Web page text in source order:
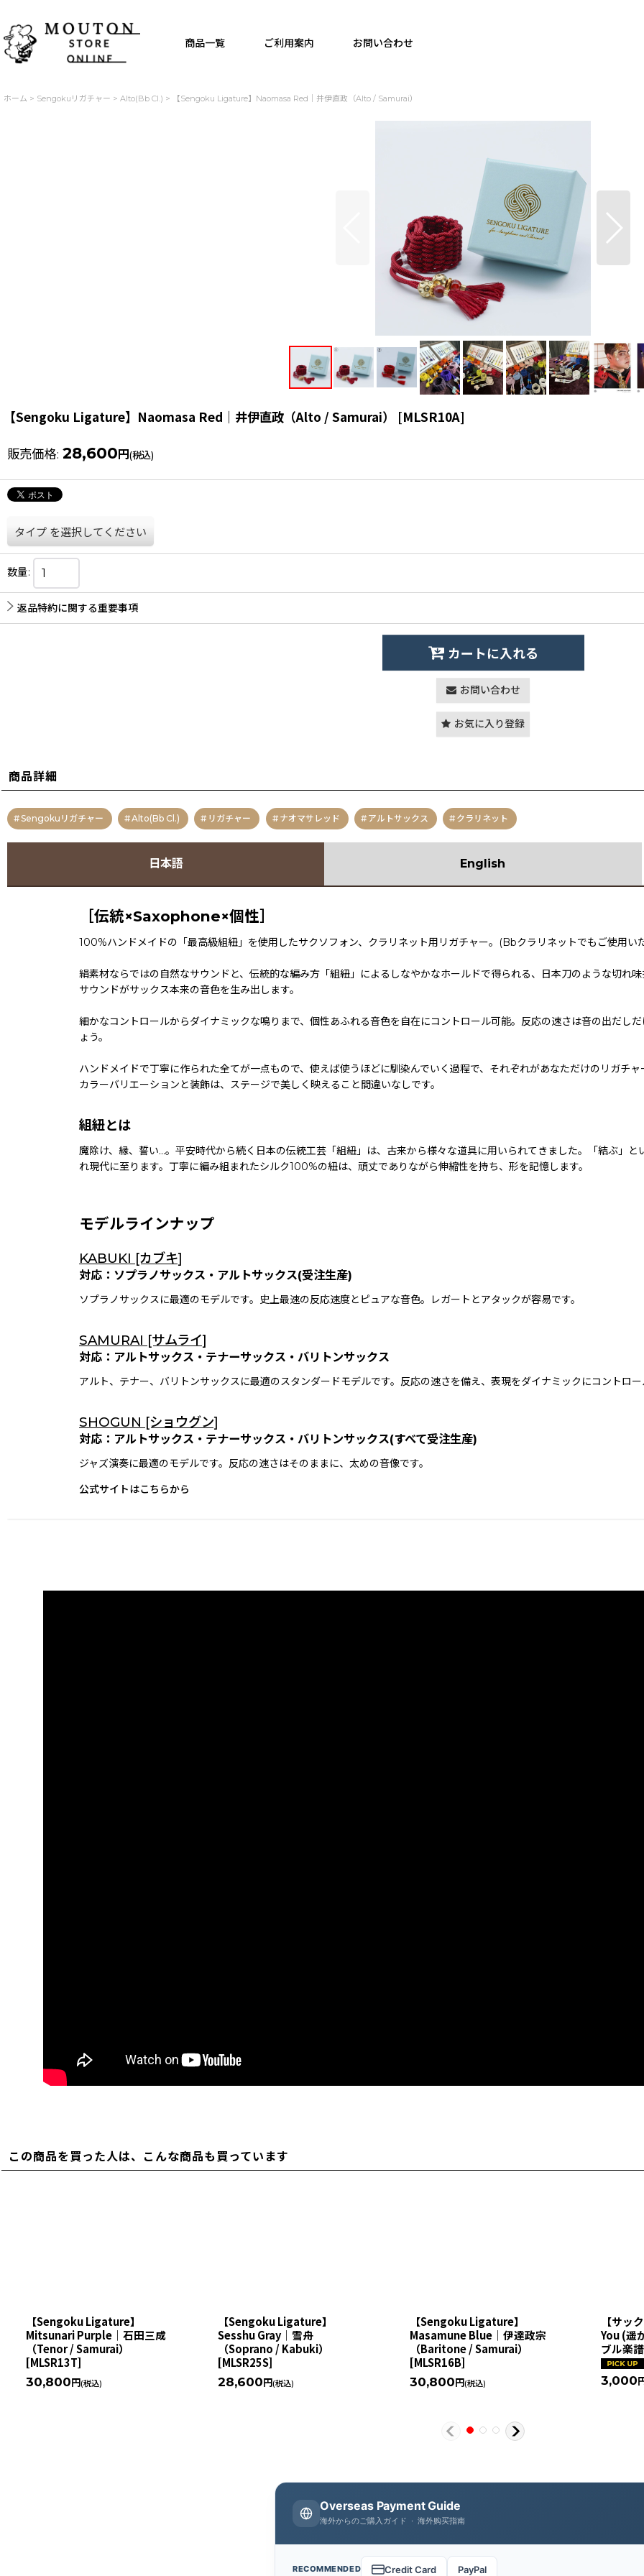
商品一覧 ご利用案内 お問い合わせ
ホーム > Sengokuリガチャー > Alto(Bb Cl.) > 【Sengoku Ligature】Naomasa Red｜井伊直政（Alto / Samurai）
【Sengoku Ligature】Naomasa Red｜井伊直政（Alto / Samurai） [MLSR10A]
販売価格: 28,600円(税込)
タイプ を選択してください
数量:
返品特約に関する重要事項
カートに入れる
お問い合わせ
お気に入り登録
商品詳細
Sengokuリガチャー Alto(Bb Cl.) リガチャー ナオマサレッド アルトサックス クラリネット
日本語 English
［伝統×Saxophone×個性］
100%ハンドメイドの「最高級組紐」を使用したサクソフォン、クラリネット用リガチャー。(Bbクラリネットでもご使用い
絹素材ならではの自然なサウンドと、伝統的な編み方「組紐」によるしなやかなホールドで得られる、日本刀のような切れ
サウンドがサックス本来の音色を生み出します。
細かなコントロールからダイナミックな鳴りまで、個性あふれる音色を自在にコントロール可能。反応の速さは音の出だし
ょう。
ハンドメイドで丁寧に作られた全てが一点もので、使えば使うほどに馴染んでいく過程で、それぞれがあなただけのリガチ
カラーバリエーションと装飾は、ステージで美しく映えること間違いなしです。
組紐とは
魔除け、縁、誓い...。平安時代から続く日本の伝統工芸「組紐」は、古来から様々な道具に用いられてきました。「結ぶ」
れ現代に至ります。丁寧に編み組まれたシルク100%の紐は、頑丈でありながら伸縮性を持ち、形を記憶します。
モデルラインナップ
KABUKI [カブキ]
対応：ソプラノサックス・アルトサックス(受注生産)
ソプラノサックスに最適のモデルです。史上最速の反応速度とピュアな音色。レガートとアタックが容易です。
SAMURAI [サムライ]
対応：アルトサックス・テナーサックス・バリトンサックス
アルト、テナー、バリトンサックスに最適のスタンダードモデルです。反応の速さを備え、表現をダイナミックにコントロー
SHOGUN [ショウグン]
対応：アルトサックス・テナーサックス・バリトンサックス(すべて受注生産)
ジャズ演奏に最適のモデルです。反応の速さはそのままに、太めの音像です。
公式サイトはこちらから
この商品を買った人は、こんな商品も買っています
【Sengoku Ligature】
Mitsunari Purple｜石田三成
（Tenor / Samurai）
[MLSR13T]
30,800円(税込)
【Sengoku Ligature】
Sesshu Gray｜雪舟
（Soprano / Kabuki）
[MLSR25S]
28,600円(税込)
【Sengoku Ligature】
Masamune Blue｜伊達政宗
（Baritone / Samurai）
[MLSR16B]
30,800円(税込)
【サッ
You (遥
ブル楽譜
3,000
Overseas Payment Guide
海外からのご購入ガイド · 海外购买指南
RECOMMENDED Credit Card PayPal